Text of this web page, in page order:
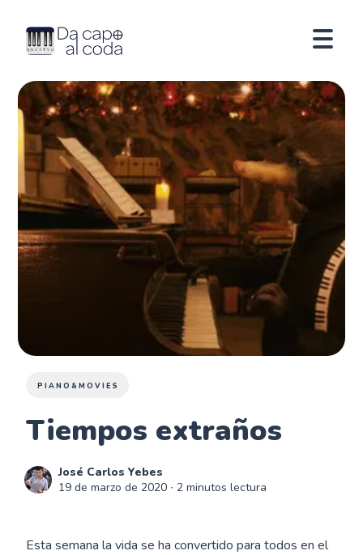
PIANO&MOVIES
Tiempos extraños
José Carlos Yebes
19 de marzo de 2020 ∙ 2 minutos lectura
Esta semana la vida se ha convertido para todos en el